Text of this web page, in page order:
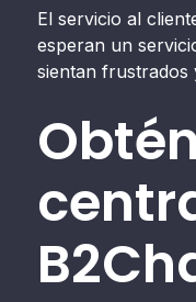
El servicio al
esperan un
sientan